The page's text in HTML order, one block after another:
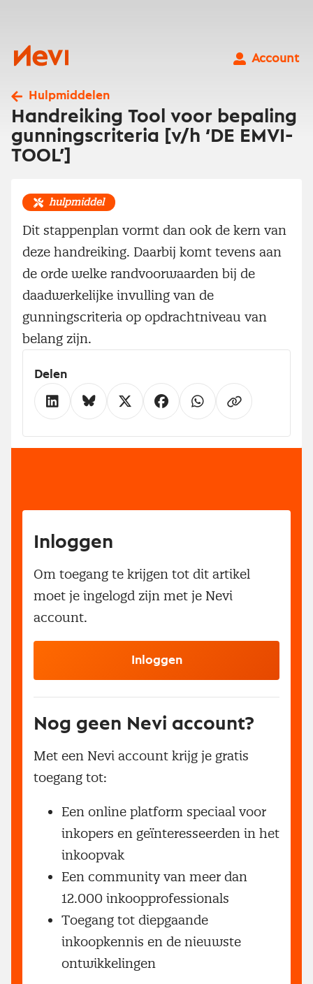
Nevi
Account
Hulpmiddelen
Handreiking Tool voor bepaling
gunningscriteria [v/h ‘DE EMVI-
TOOL’]
hulpmiddel
Dit stappenplan vormt dan ook de kern van
deze handreiking. Daarbij komt tevens aan
de orde welke randvoorwaarden bij de
daadwerkelijke invulling van de
gunningscriteria op opdrachtniveau van
belang zijn.
Delen
Inloggen
Om toegang te krijgen tot dit artikel
moet je ingelogd zijn met je Nevi
account.
Inloggen
Nog geen Nevi account?
Met een Nevi account krijg je gratis
toegang tot:
Een online platform speciaal voor
inkopers en geïnteresseerden in het
inkoopvak
Een community van meer dan
12.000 inkoopprofessionals
Toegang tot diepgaande
inkoopkennis en de nieuwste
ontwikkelingen